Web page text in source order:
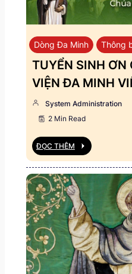
Dòng Đa Minh Thông
TUYỂN SINH ƠN
VIỆN ĐA MINH
System Administration
2 Min Read
ĐỌC THÊM